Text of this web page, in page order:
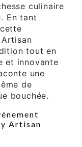
culinaire
En tant
tout en
et innovante
une
de
bouchée.
Artisan